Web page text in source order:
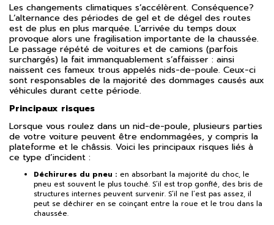
Les changements climatiques s’accélèrent. Conséquence?
L’alternance des périodes de gel et de dégel des routes
est de plus en plus marquée. L’arrivée du temps doux
provoque alors une fragilisation importante de la chaussée.
Le passage répété de voitures et de camions (parfois
surchargés) la fait immanquablement s’affaisser : ainsi
naissent ces fameux trous appelés nids-de-poule. Ceux-ci
sont responsables de la majorité des dommages causés aux
véhicules durant cette période.
Principaux risques
Lorsque vous roulez dans un nid-de-poule, plusieurs parties
de votre voiture peuvent être endommagées, y compris la
plateforme et le châssis. Voici les principaux risques liés à
ce type d’incident :
Déchirures du pneu : en absorbant la majorité du choc, le
pneu est souvent le plus touché. S’il est trop gonflé, des bris de
structures internes peuvent survenir. S’il ne l’est pas assez, il
peut se déchirer en se coinçant entre la roue et le trou dans la
chaussée.